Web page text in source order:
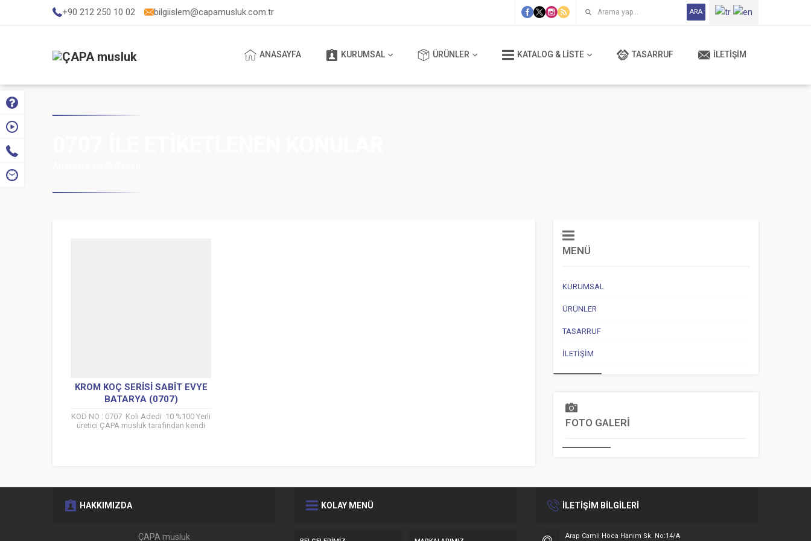
+90 212 250 10 02 bilgiislem@capamusluk.com.tr ARA
ANASAYFA KURUMSAL ÜRÜNLER KATALOG & LISTE TASARRUF İLETIŞIM
KROM KOÇ SERISI SABIT EVYE
BATARYA (0707)
KOD NO : 0707 Koli Adedi 10 %100 Yerli
üretici ÇAPA musluk tarafından kendi
MENÜ
KURUMSAL
ÜRÜNLER
TASARRUF
İLETIŞIM
FOTO GALERİ
HAKKIMIZDA
ÇAPA musluk
KOLAY MENÜ İLETİŞİM BİLGİLERİ
Arap Camii Hoca Hanım Sk. No:14/A